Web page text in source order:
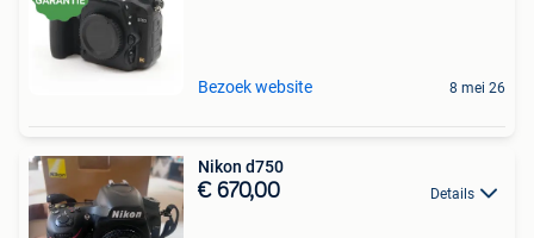
Bezoek website 8 mei 26
Nikon d750
€ 670,00 Details